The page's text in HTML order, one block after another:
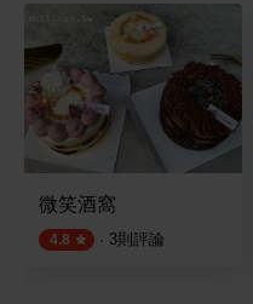
微笑酒窩
4.8 · 3則評論